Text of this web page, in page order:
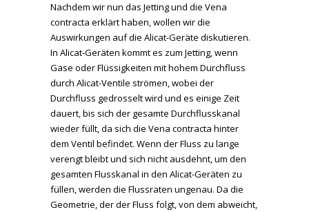
Nachdem wir nun das Jetting und die Vena
contracta erklärt haben, wollen wir die
Auswirkungen auf die Alicat-Geräte diskutieren.
In Alicat-Geräten kommt es zum Jetting, wenn
Gase oder Flüssigkeiten mit hohem Durchfluss
durch Alicat-Ventile strömen, wobei der
Durchfluss gedrosselt wird und es einige Zeit
dauert, bis sich der gesamte Durchflusskanal
wieder füllt, da sich die Vena contracta hinter
dem Ventil befindet. Wenn der Fluss zu lange
verengt bleibt und sich nicht ausdehnt, um den
gesamten Flusskanal in den Alicat-Geräten zu
füllen, werden die Flussraten ungenau. Da die
Geometrie, der der Fluss folgt, von dem abweicht,